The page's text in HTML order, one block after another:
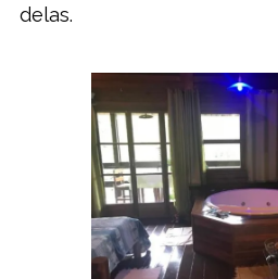
delas.